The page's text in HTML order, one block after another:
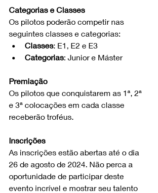
Categorias e Classes
Os pilotos poderão competir nas
seguintes classes e categorias:
Classes: E1, E2 e E3
Categorias: Junior e Máster
Premiação
Os pilotos que conquistarem as 1ª, 2ª
e 3ª colocações em cada classe
receberão troféus.
Inscrições
As inscrições estão abertas até o dia
26 de agosto de 2024. Não perca a
oportunidade de participar deste
evento incrível e mostrar seu talento